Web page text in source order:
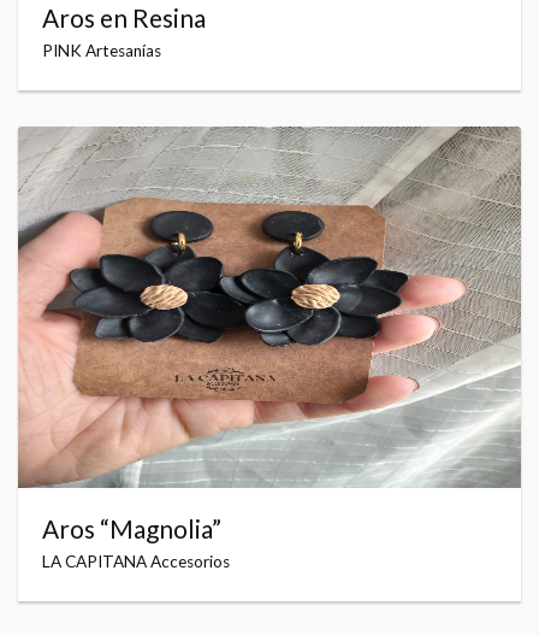
Aros en Resina
PINK Artesanías
Aros “Magnolia”
LA CAPITANA Accesorios